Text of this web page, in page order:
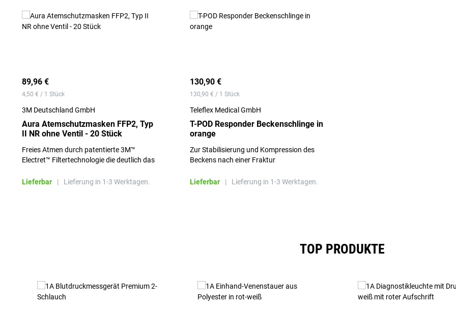
89,96 €
4,50 € / 1 Stück
3M Deutschland GmbH
Aura Atemschutzmasken FFP2, Typ
II NR ohne Ventil - 20 Stück
Freies Atmen durch patentierte 3M™
Electret™ Filtertechnologie die deutlich das
Lieferbar
| Lieferung in 1-3 Werktagen.
130,90 €
130,90 € / 1 Stück
Teleflex Medical GmbH
T-POD Responder Beckenschlinge in
orange
Zur Stabilisierung und Kompression des
Beckens nach einer Fraktur
Lieferbar | Lieferung in 1-3 Werktagen.
TOP PRODUKTE